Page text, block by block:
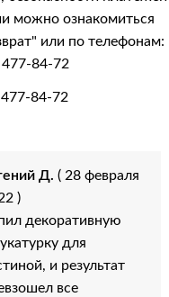
можно ознакомиться
или по телефонам:
477-84-72
84-72
Д. ( 28 февраля
)
декоративную
для
и результат
все